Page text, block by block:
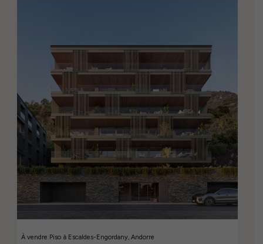
À vendre Piso à Escaldes-Engordany, Andorre